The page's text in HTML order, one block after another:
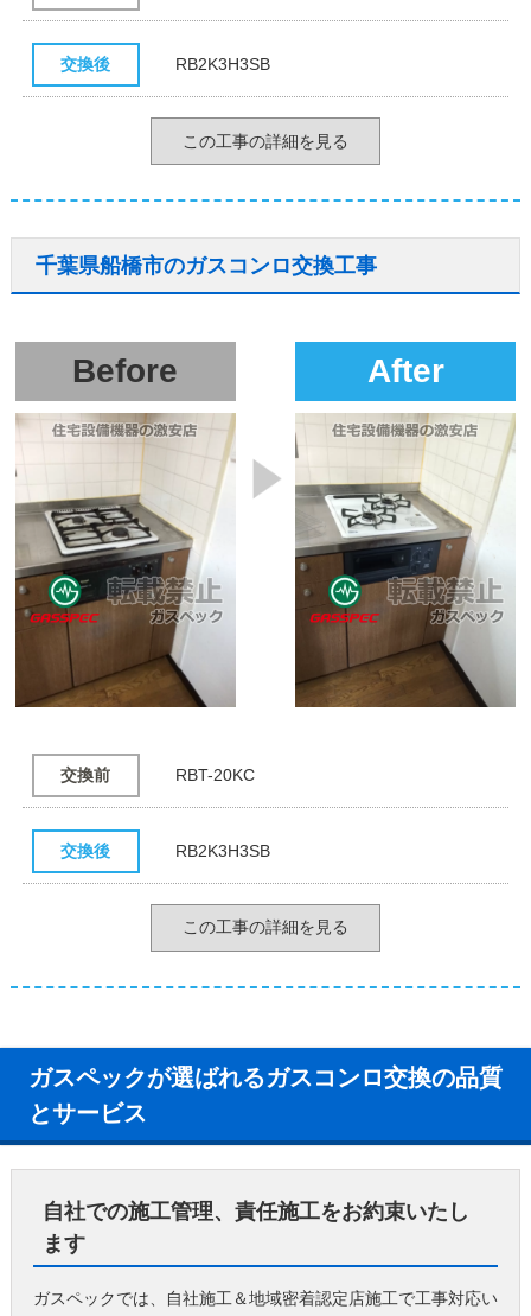
交換後 RB2K3H3SB
この工事の詳細を見る
千葉県船橋市のガスコンロ交換工事
Before After
交換前 RBT-20KC
交換後 RB2K3H3SB
この工事の詳細を見る
ガスペックが選ばれるガスコンロ交換の品質
とサービス
自社での施工管理、責任施工をお約束いたし
ます
ガスペックでは、自社施工＆地域密着認定店施工で工事対応い